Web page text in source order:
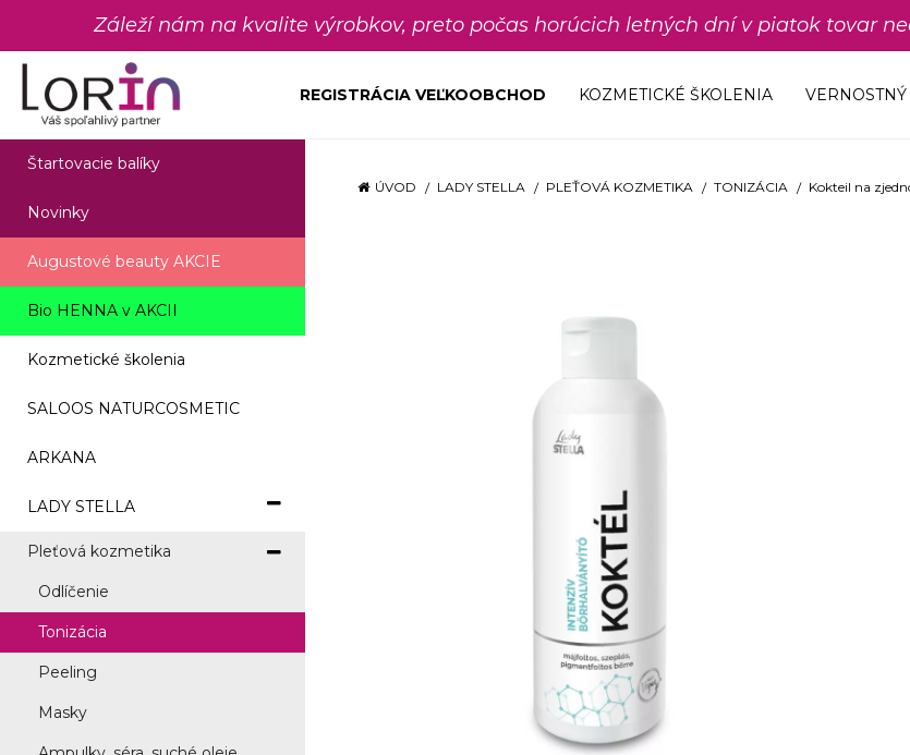
Záleží nám na kvalite výrobkov, preto počas horúcich letných dní v piatok tovar
REGISTRÁCIA VEĽKOOBCHOD KOZMETICKÉ ŠKOLENIA
Štartovacie balíky
Novinky
Augustové beauty AKCIE
Bio HENNA v AKCII
Kozmetické školenia
SALOOS NATURCOSMETIC
ARKANA
LADY STELLA
Pleťová kozmetika
Odlíčenie
Tonizácia
Peeling
Masky
ÚVOD LADY STELLA PLEŤOVÁ KOZMETIKA TONIZÁCIA Kokteil na